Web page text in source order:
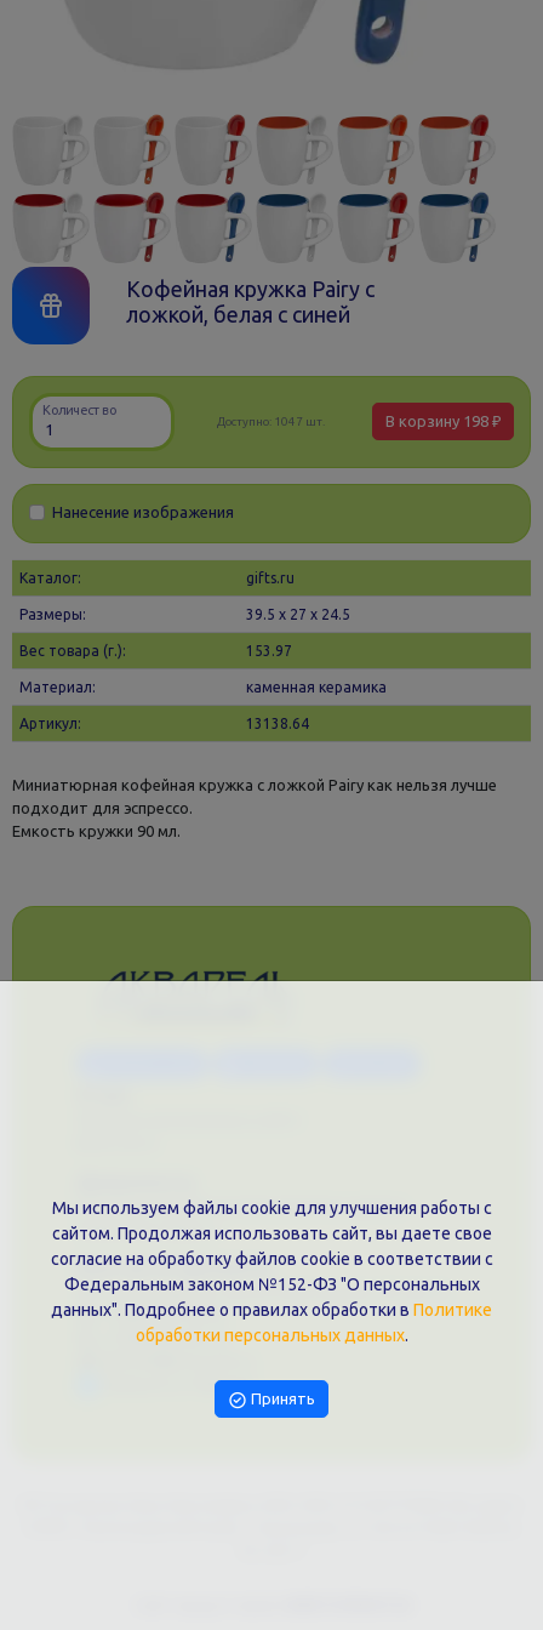
Кофейная кружка Pairy с
ложкой, белая с синей
Количество
Доступно: 1047 шт. В корзину 198 ₽
Нанесение изображения
Каталог: gifts.ru
Размеры: 39.5 х 27 x 24.5
Вес товара (г.): 153.97
Материал: каменная керамика
Артикул: 13138.64
Миниатюрная кофейная кружка с ложкой Pairy как нельзя лучше
подходит для эспрессо.
Емкость кружки 90 мл.
Политика обработки персональных данных
Публичная оферта
Контакты филиала
г. Краснодар, ул. Шоссе Нефтяников, 28, оф. 51
+7 (861)202-09-02
+7 (909)466-00-16
Написать в Telegram
Мы используем файлы cookie для улучшения работы с
сайтом. Продолжая использовать сайт, вы даете свое
согласие на обработку файлов cookie в соответствии с
Федеральным законом №152-ФЗ "О персональных
данных". Подробнее о правилах обработки в Политике
обработки персональных данных.
Принять